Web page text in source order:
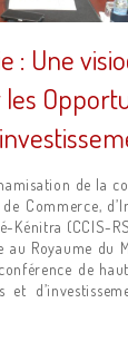
: Une
de la
Commerce,
Kénitra (CCIS-
au Royaume du
de
et